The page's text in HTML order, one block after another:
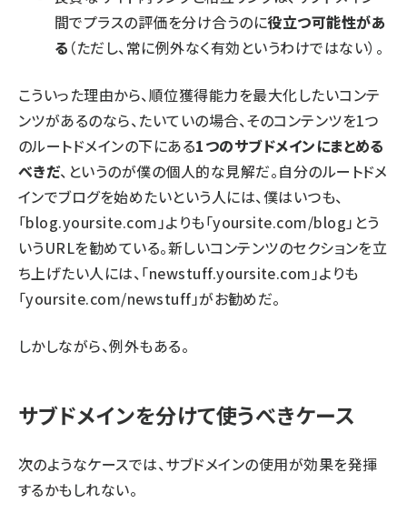
間でプラスの評価を分け合うのに役立つ可能性があ
る （ただし、常に例外なく有効というわけではない）。
こういった理由から、順位獲得能力を最大化したいコンテ
ンツがあるのなら、たいていの場合、そのコンテンツを1つ
のルートドメインの下にある1つのサブドメインにまとめる
べきだ、というのが僕の個人的な見解だ。自分のルートドメ
インでブログを始めたいという人には、僕はいつも、
「blog.yoursite.com」よりも「yoursite.com/blog」とう
いうURLを勧めている。新しいコンテンツのセクションを立
ち上げたい人には、「newstuff.yoursite.com」よりも
「yoursite.com/newstuff」がお勧めだ。
しかしながら、例外もある。
サブドメインを分けて使うべきケース
次のようなケースでは、サブドメインの使用が効果を発揮
するかもしれない。